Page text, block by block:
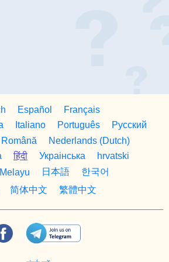
Español
Français
Italiano Português
Русский
Română
Nederlands (Dutch)
हिंदी Украiнська
hrvatski
日本語
한국어
简体中文 繁體中文